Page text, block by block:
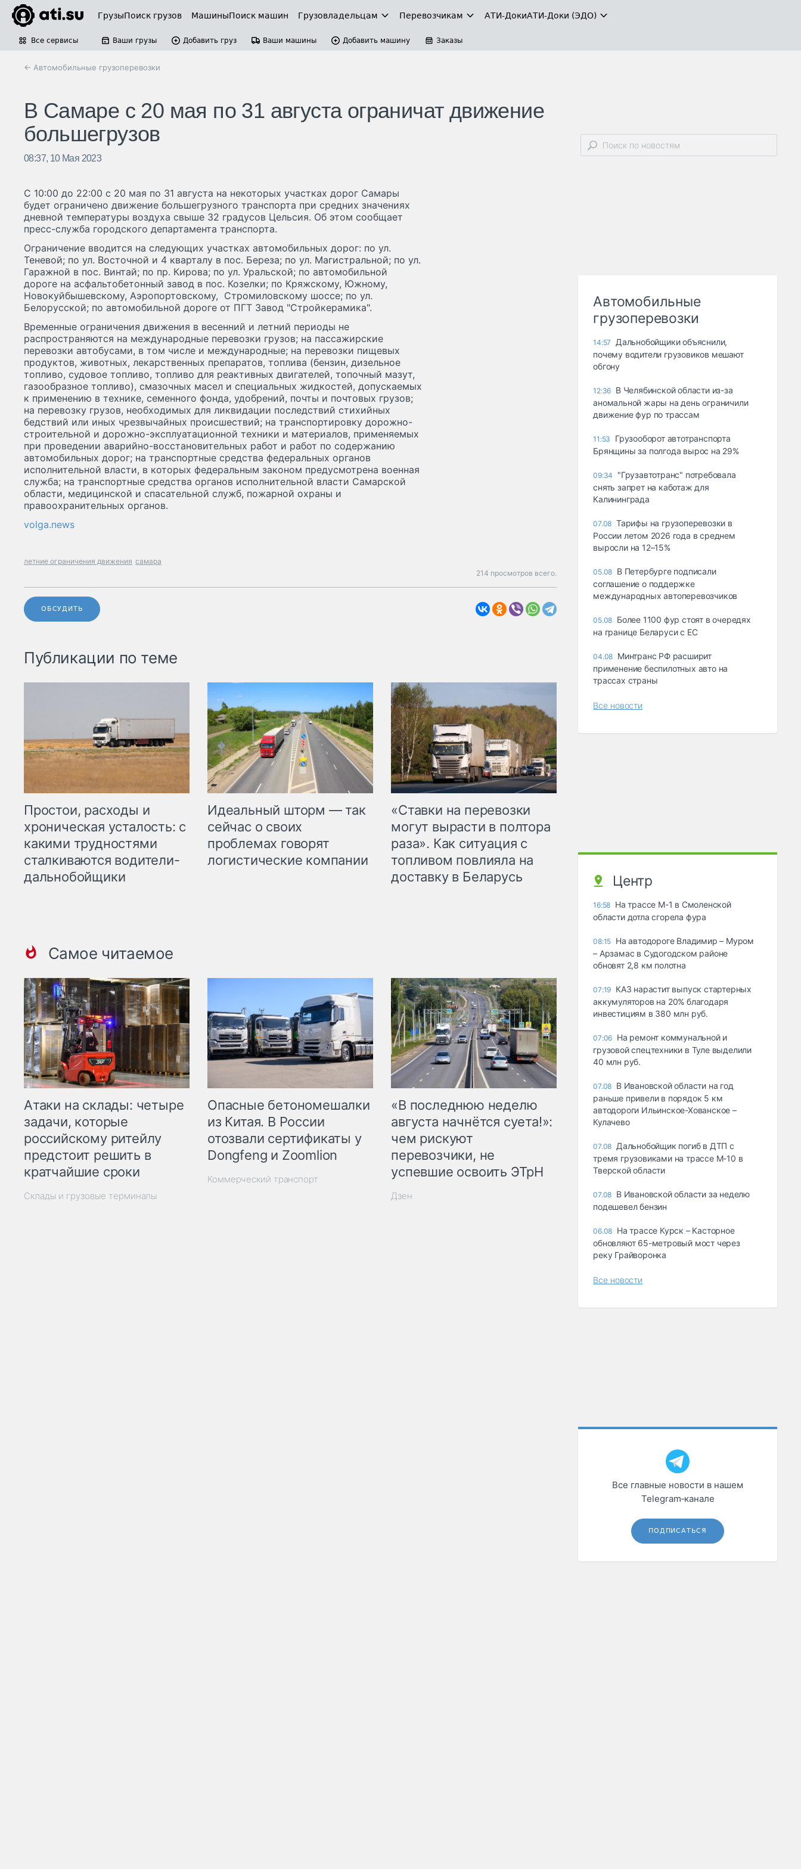
ГрузыПоиск грузов МашиныПоиск машин Грузовладельцам Перевозчикам АТИ-ДокиАТИ-Доки (ЭДО)
Все сервисы Ваши грузы Добавить груз Ваши машины Добавить машину Заказы
← Автомобильные грузоперевозки
В Самаре с 20 мая по 31 августа ограничат движение
большегрузов
08:37, 10 Мая 2023
С 10:00 до 22:00 с 20 мая по 31 августа на некоторых участках дорог Самары
будет ограничено движение большегрузного транспорта при средних значениях
дневной температуры воздуха свыше 32 градусов Цельсия. Об этом сообщает
пресс-служба городского департамента транспорта.
Ограничение вводится на следующих участках автомобильных дорог: по ул.
Теневой; по ул. Восточной и 4 кварталу в пос. Береза; по ул. Магистральной; по ул.
Гаражной в пос. Винтай; по пр. Кирова; по ул. Уральской; по автомобильной
дороге на асфальтобетонный завод в пос. Козелки; по Кряжскому, Южному,
Новокуйбышевскому, Аэропортовскому, Стромиловскому шоссе; по ул.
Белорусской; по автомобильной дороге от ПГТ Завод "Стройкерамика".
Временные ограничения движения в весенний и летний периоды не
распространяются на международные перевозки грузов; на пассажирские
перевозки автобусами, в том числе и международные; на перевозки пищевых
продуктов, животных, лекарственных препаратов, топлива (бензин, дизельное
топливо, судовое топливо, топливо для реактивных двигателей, топочный мазут,
газообразное топливо), смазочных масел и специальных жидкостей, допускаемых
к применению в технике, семенного фонда, удобрений, почты и почтовых грузов;
на перевозку грузов, необходимых для ликвидации последствий стихийных
бедствий или иных чрезвычайных происшествий; на транспортировку дорожно-
строительной и дорожно-эксплуатационной техники и материалов, применяемых
при проведении аварийно-восстановительных работ и работ по содержанию
автомобильных дорог; на транспортные средства федеральных органов
исполнительной власти, в которых федеральным законом предусмотрена военная
служба; на транспортные средства органов исполнительной власти Самарской
области, медицинской и спасательной служб, пожарной охраны и
правоохранительных органов.
volga.news
летние ограничения движения самара
214 просмотров всего.
ОБСУДИТЬ
Публикации по теме
Простои, расходы и
хроническая усталость: с
какими трудностями
сталкиваются водители-
дальнобойщики
Идеальный шторм — так
сейчас о своих
проблемах говорят
логистические компании
«Ставки на перевозки
могут вырасти в полтора
раза». Как ситуация с
топливом повлияла на
доставку в Беларусь
Самое читаемое
Атаки на склады: четыре
задачи, которые
российскому ритейлу
предстоит решить в
кратчайшие сроки
Склады и грузовые терминалы
Опасные бетономешалки
из Китая. В России
отозвали сертификаты у
Dongfeng и Zoomlion
Коммерческий транспорт
«В последнюю неделю
августа начнётся суета!»:
чем рискуют
перевозчики, не
успевшие освоить ЭТрН
Дзен
Автомобильные
грузоперевозки
14:57
Дальнобойщики объяснили,
почему водители грузовиков мешают
обгону
12:36 В Челябинской области из-за
аномальной жары на день ограничили
движение фур по трассам
11:53
Грузооборот автотранспорта
Брянщины за полгода вырос на 29%
09:34
"Грузавтотранс" потребовала
снять запрет на каботаж для
Калининграда
07.08 Тарифы на грузоперевозки в
России летом 2026 года в среднем
выросли на 12–15%
05.08 В Петербурге подписали
соглашение о поддержке
международных автоперевозчиков
05.08 Более 1100 фур стоят в очередях
на границе Беларуси с ЕС
04.08 Минтранс РФ расширит
применение беспилотных авто на
трассах страны
Все новости
Центр
16:58 На трассе М-1 в Смоленской
области дотла сгорела фура
08:15 На автодороге Владимир – Муром
– Арзамас в Судогодском районе
обновят 2,8 км полотна
07:19 КАЗ нарастит выпуск стартерных
аккумуляторов на 20% благодаря
инвестициям в 380 млн руб.
07:06 На ремонт коммунальной и
грузовой спецтехники в Туле выделили
40 млн руб.
07.08 В Ивановской области на год
раньше привели в порядок 5 км
автодороги Ильинское-Хованское –
Кулачево
07.08 Дальнобойщик погиб в ДТП с
тремя грузовиками на трассе М-10 в
Тверской области
07.08 В Ивановской области за неделю
подешевел бензин
06.08 На трассе Курск – Касторное
обновляют 65-метровый мост через
реку Грайворонка
Все новости
Все главные новости в нашем
Telegram‑канале
ПОДПИСАТЬСЯ